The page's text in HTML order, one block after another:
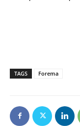
TAGS Forema